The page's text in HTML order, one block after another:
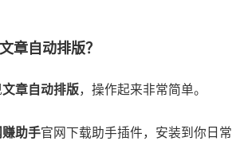
章自动排版？
文章自动排版，操作起来非常简单。
助手官网下载助手插件，安装到你日常